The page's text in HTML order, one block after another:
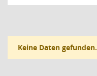
Keine Daten gefunden.